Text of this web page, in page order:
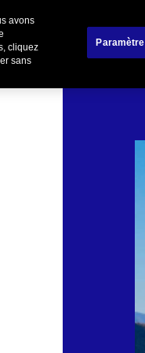
Renoncer / Résilier
avons
cliquez
sans